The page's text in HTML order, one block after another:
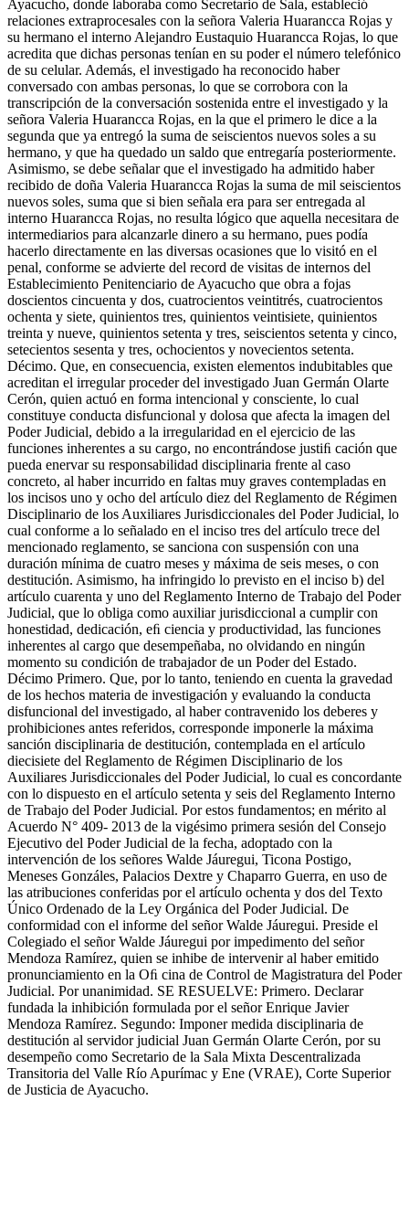
Ayacucho, donde laboraba como Secretario de Sala, estableció
relaciones extraprocesales con la señora Valeria Huarancca Rojas y
su hermano el interno Alejandro Eustaquio Huarancca Rojas, lo que
acredita que dichas personas tenían en su poder el número telefónico
de su celular. Además, el investigado ha reconocido haber
conversado con ambas personas, lo que se corrobora con la
transcripción de la conversación sostenida entre el investigado y la
señora Valeria Huarancca Rojas, en la que el primero le dice a la
segunda que ya entregó la suma de seiscientos nuevos soles a su
hermano, y que ha quedado un saldo que entregaría posteriormente.
Asimismo, se debe señalar que el investigado ha admitido haber
recibido de doña Valeria Huarancca Rojas la suma de mil seiscientos
nuevos soles, suma que si bien señala era para ser entregada al
interno Huarancca Rojas, no resulta lógico que aquella necesitara de
intermediarios para alcanzarle dinero a su hermano, pues podía
hacerlo directamente en las diversas ocasiones que lo visitó en el
penal, conforme se advierte del record de visitas de internos del
Establecimiento Penitenciario de Ayacucho que obra a fojas
doscientos cincuenta y dos, cuatrocientos veintitrés, cuatrocientos
ochenta y siete, quinientos tres, quinientos veintisiete, quinientos
treinta y nueve, quinientos setenta y tres, seiscientos setenta y cinco,
setecientos sesenta y tres, ochocientos y novecientos setenta.
Décimo. Que, en consecuencia, existen elementos indubitables que
acreditan el irregular proceder del investigado Juan Germán Olarte
Cerón, quien actuó en forma intencional y consciente, lo cual
constituye conducta disfuncional y dolosa que afecta la imagen del
Poder Judicial, debido a la irregularidad en el ejercicio de las
funciones inherentes a su cargo, no encontrándose justiﬁ cación que
pueda enervar su responsabilidad disciplinaria frente al caso
concreto, al haber incurrido en faltas muy graves contempladas en
los incisos uno y ocho del artículo diez del Reglamento de Régimen
Disciplinario de los Auxiliares Jurisdiccionales del Poder Judicial, lo
cual conforme a lo señalado en el inciso tres del artículo trece del
mencionado reglamento, se sanciona con suspensión con una
duración mínima de cuatro meses y máxima de seis meses, o con
destitución. Asimismo, ha infringido lo previsto en el inciso b) del
artículo cuarenta y uno del Reglamento Interno de Trabajo del Poder
Judicial, que lo obliga como auxiliar jurisdiccional a cumplir con
honestidad, dedicación, eﬁ ciencia y productividad, las funciones
inherentes al cargo que desempeñaba, no olvidando en ningún
momento su condición de trabajador de un Poder del Estado.
Décimo Primero. Que, por lo tanto, teniendo en cuenta la gravedad
de los hechos materia de investigación y evaluando la conducta
disfuncional del investigado, al haber contravenido los deberes y
prohibiciones antes referidos, corresponde imponerle la máxima
sanción disciplinaria de destitución, contemplada en el artículo
diecisiete del Reglamento de Régimen Disciplinario de los
Auxiliares Jurisdiccionales del Poder Judicial, lo cual es concordante
con lo dispuesto en el artículo setenta y seis del Reglamento Interno
de Trabajo del Poder Judicial. Por estos fundamentos; en mérito al
Acuerdo N° 409- 2013 de la vigésimo primera sesión del Consejo
Ejecutivo del Poder Judicial de la fecha, adoptado con la
intervención de los señores Walde Jáuregui, Ticona Postigo,
Meneses Gonzáles, Palacios Dextre y Chaparro Guerra, en uso de
las atribuciones conferidas por el artículo ochenta y dos del Texto
Único Ordenado de la Ley Orgánica del Poder Judicial. De
conformidad con el informe del señor Walde Jáuregui. Preside el
Colegiado el señor Walde Jáuregui por impedimento del señor
Mendoza Ramírez, quien se inhibe de intervenir al haber emitido
pronunciamiento en la Oﬁ cina de Control de Magistratura del Poder
Judicial. Por unanimidad. SE RESUELVE: Primero. Declarar
fundada la inhibición formulada por el señor Enrique Javier
Mendoza Ramírez. Segundo: Imponer medida disciplinaria de
destitución al servidor judicial Juan Germán Olarte Cerón, por su
desempeño como Secretario de la Sala Mixta Descentralizada
Transitoria del Valle Río Apurímac y Ene (VRAE), Corte Superior
de Justicia de Ayacucho.